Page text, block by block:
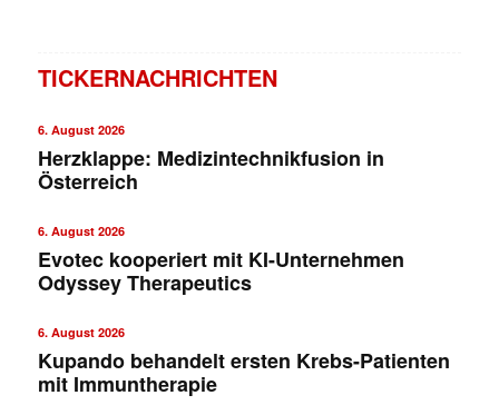
TICKERNACHRICHTEN
6. August 2026
Herzklappe: Medizintechnikfusion in
Österreich
6. August 2026
Evotec kooperiert mit KI-Unternehmen
Odyssey Therapeutics
6. August 2026
Kupando behandelt ersten Krebs-Patienten
mit Immuntherapie